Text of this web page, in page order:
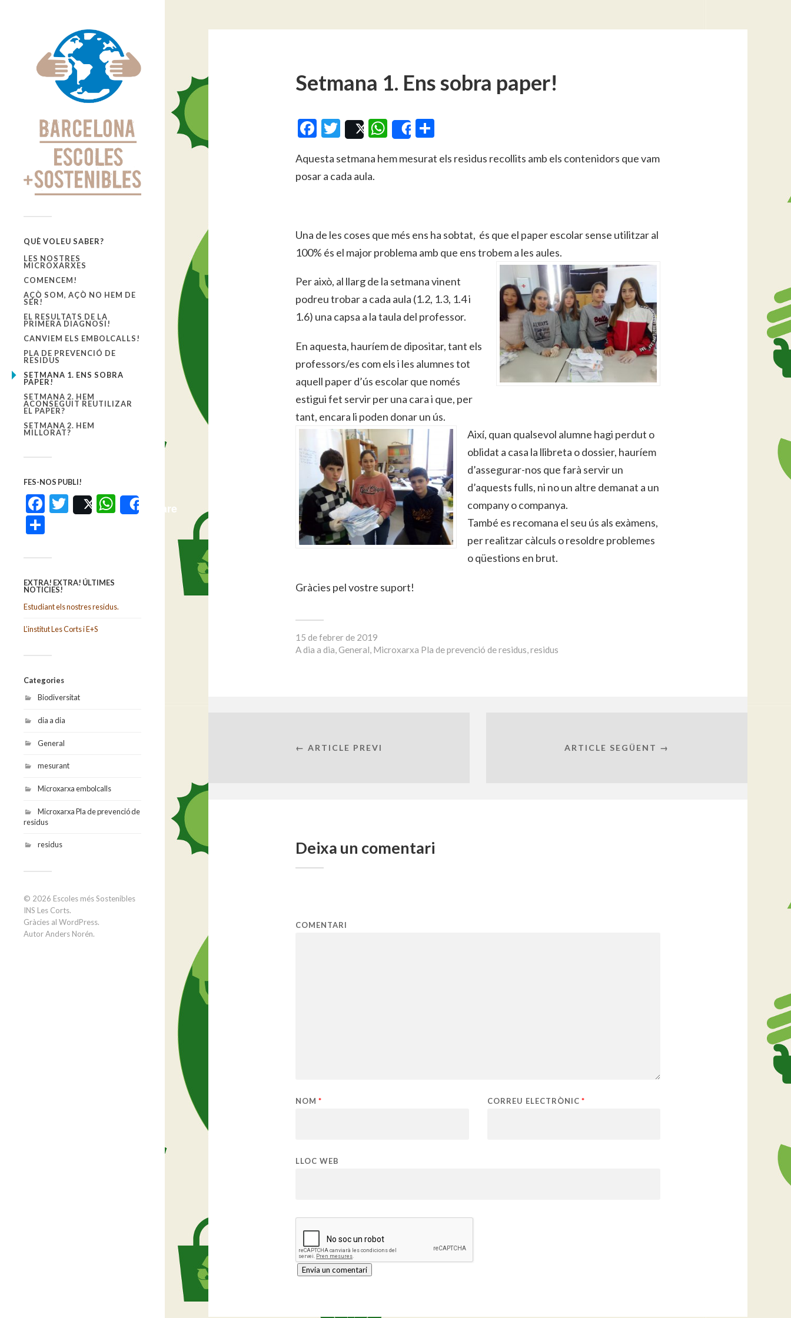
QUÈ VOLEU SABER?
LES NOSTRES
MICROXARXES
COMENCEM!
AÇÒ SOM, AÇÒ NO HEM DE
SER!
EL RESULTATS DE LA
PRIMERA DIAGNOSI!
CANVIEM ELS EMBOLCALLS!
PLA DE PREVENCIÓ DE
RESIDUS
SETMANA 1. ENS SOBRA
PAPER!
SETMANA 2. HEM
ACONSEGUIT REUTILIZAR
EL PAPER?
SETMANA 2. HEM
MILLORAT?
FES-NOS PUBLI!
Facebook
Twitter
PostWhatsApp
Share
EXTRA! EXTRA! ÚLTIMES
NOTICIES!
Estudiant els nostres residus.
L’institut Les Corts i E+S
Categories
Biodiversitat
dia a dia
General
mesurant
Microxarxa embolcalls
Microxarxa Pla de prevenció de
residus
residus
© 2026 Escoles més Sostenibles
INS Les Corts.
Gràcies al WordPress.
AutorAnders Norén.
Setmana 1. Ens sobra paper!
Facebook
Twitter
PostWhatsApp
Share
Aquesta setmana hem mesurat els residus recollits amb els contenidors que vam
posar a cada aula.
Una de les coses que més ens ha sobtat, és que el paper escolar sense utilitzar al
100% és el major problema amb que ens trobem a les aules.
Per això, al llarg de la setmana vinent
podreu trobar a cada aula (1.2, 1.3, 1.4 i
1.6) una capsa a la taula del professor.
En aquesta, hauríem de dipositar, tant els
professors/es com els i les alumnes tot
aquell paper d’ús escolar que només
estigui fet servir per una cara i que, per
tant, encara li poden donar un ús.
Així, quan qualsevol alumne hagi perdut o
oblidat a casa la llibreta o dossier, hauríem
d’assegurar-nos que farà servir un
d’aquests fulls, ni no un altre demanat a un
company o companya.
També es recomana el seu ús als exàmens,
per realitzar càlculs o resoldre problemes
o qüestions en brut.
Gràcies pel vostre suport!
15 de febrer de 2019
Adia a dia,General, Microxarxa Pla de prevenció de residus,residus
← ARTICLE PREVI ARTICLE SEGÜENT →
Deixa un comentari
COMENTARI
NOM * CORREU ELECTRÒNIC *
LLOC WEB